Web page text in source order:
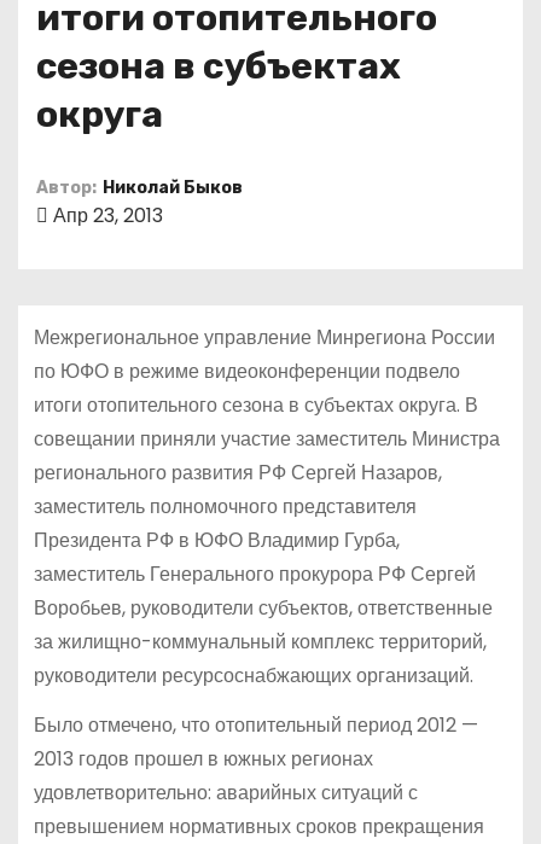
итоги отопительного
сезона в субъектах
округа
Автор: Николай Быков
Апр 23, 2013
Межрегиональное управление Минрегиона России
по ЮФО в режиме видеоконференции подвело
итоги отопительного сезона в субъектах округа. В
совещании приняли участие заместитель Министра
регионального развития РФ Сергей Назаров,
заместитель полномочного представителя
Президента РФ в ЮФО Владимир Гурба,
заместитель Генерального прокурора РФ Сергей
Воробьев, руководители субъектов, ответственные
за жилищно-коммунальный комплекс территорий,
руководители ресурсоснабжающих организаций.
Было отмечено, что отопительный период 2012 —
2013 годов прошел в южных регионах
удовлетворительно: аварийных ситуаций с
превышением нормативных сроков прекращения